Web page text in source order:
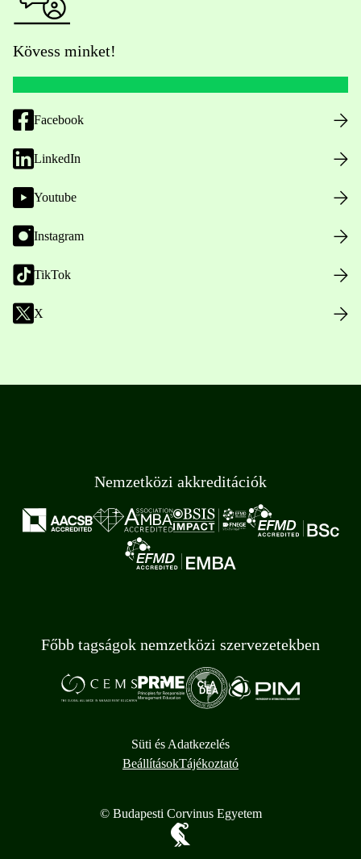
Kövess minket!
Facebook
LinkedIn
Youtube
Instagram
TikTok
X
Nemzetközi akkreditációk
Főbb tagságok nemzetközi szervezetekben
Süti és Adatkezelés
BeállításokTájékoztató
© Budapesti Corvinus Egyetem